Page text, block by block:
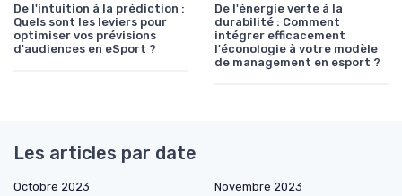
De l'intuition à la prédiction :
Quels sont les leviers pour
optimiser vos prévisions
d'audiences en eSport ?
De l'énergie verte à la
durabilité : Comment
intégrer efficacement
l'éconologie à votre modèle
de management en esport ?
Les articles par date
Octobre 2023
Novembre 2023